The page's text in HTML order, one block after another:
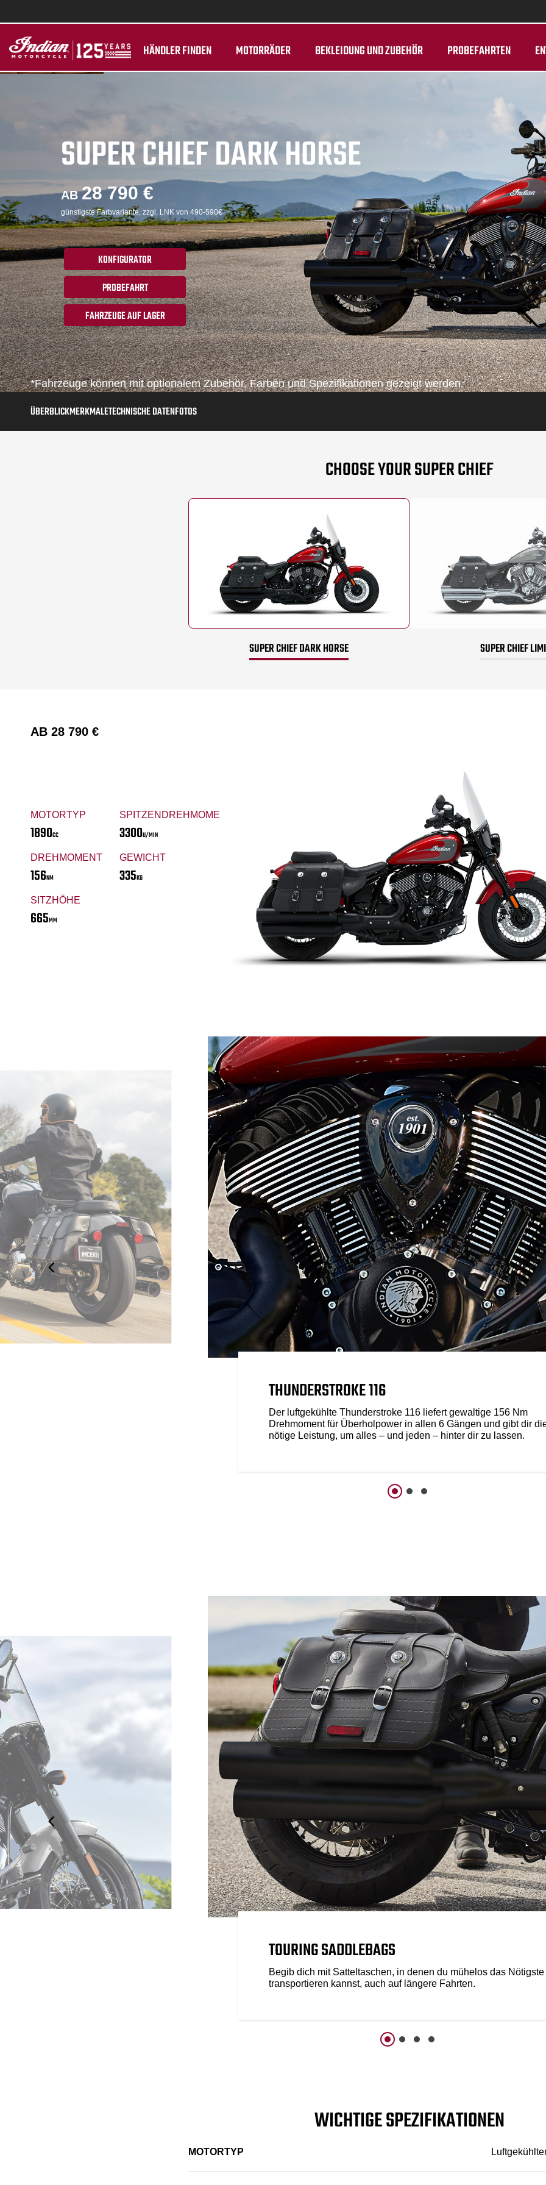
HÄNDLER FINDEN MOTORRÄDER BEKLEIDUNG UND ZUBEHÖR PROBEFAHRTEN
SUPER CHIEF DARK HORSE
AB28 790 €
günstigste Farbvariante, zzgl. LNK von 490-590€
KONFIGURATOR
PROBEFAHRT
FAHRZEUGE AUF LAGER
*Fahrzeuge können mit optionalem Zubehör, Farben und Spezifikationen gezeigt werden.
ÜBERBLICKMERKMALETECHNISCHE DATENFOTOS
CHOOSE YOUR SUPER CHIEF
SUPER CHIEF DARK HORSE SUPER CHIEF
AB 28 790 €
MOTORTYP
1890CC
SPITZENDREHMOMENT
3300U/MIN
DREHMOMENT
156NM
GEWICHT
335KG
SITZHÖHE
665MM
THUNDERSTROKE 116
Der luftgekühlte Thunderstroke 116 liefert gewaltige 156 Nm
Drehmoment für Überholpower in allen 6 Gängen und gibt dir
nötige Leistung, um alles – und jeden – hinter dir zu lassen.
TOURING SADDLEBAGS
Begib dich mit Satteltaschen, in denen du mühelos das Nötigste
transportieren kannst, auch auf längere Fahrten.
WICHTIGE SPEZIFIKATIONEN
MOTORTYP